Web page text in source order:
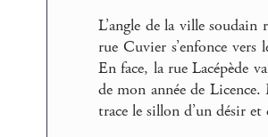
L’angle de la ville soudain
rue Cuvier s’enfonce
En face, la rue Lacépède
de mon année de
trace le sillon d’un désir et